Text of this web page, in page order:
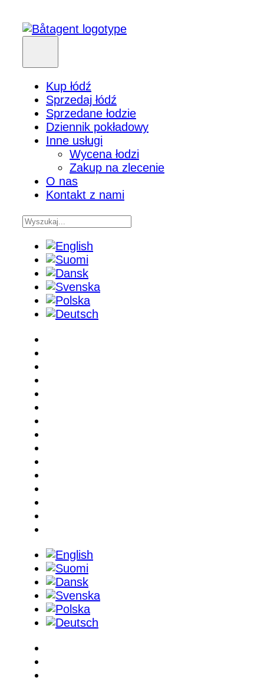
Kup łódź
Sprzedaj łódź
Sprzedane łodzie
Dziennik pokładowy
Inne usługi
Wycena łodzi
Zakup na zlecenie
O nas
Kontakt z nami